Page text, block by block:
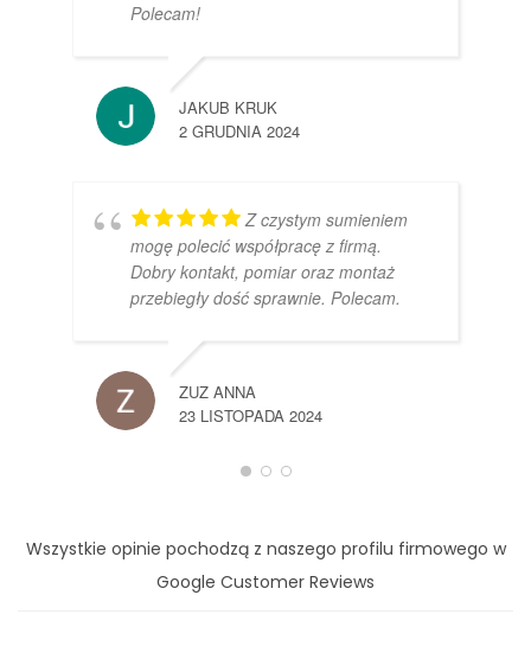
Polecam!
JAKUB KRUK
2 GRUDNIA 2024
Z czystym sumieniem
mogę polecić współpracę z firmą.
Dobry kontakt, pomiar oraz montaż
przebiegły dość sprawnie. Polecam.
ZUZ ANNA
23 LISTOPADA 2024
Wszystkie opinie pochodzą z naszego profilu firmowego w
Google Customer Reviews